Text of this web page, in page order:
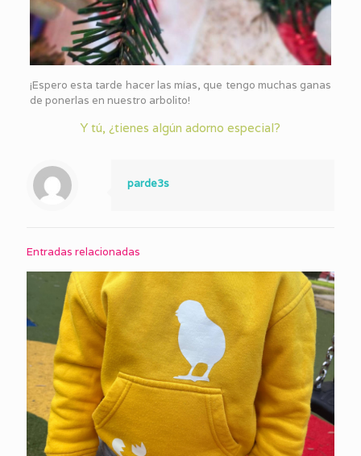
¡Espero esta tarde hacer las mías, que tengo muchas ganas
de ponerlas en nuestro arbolito!
Y tú, ¿tienes algún adorno especial?
parde3s
Entradas relacionadas